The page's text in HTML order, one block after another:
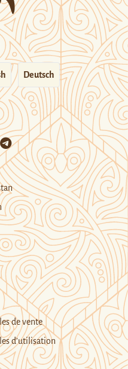
Deutsch
de vente
d’utilisation